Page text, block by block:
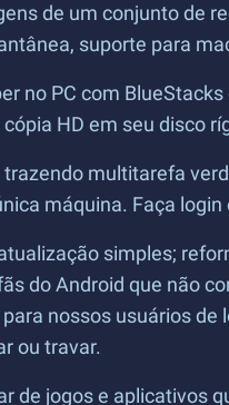
de um conjunto de
suporte para
no PC com
HD em seu disco
multitarefa
máquina. Faça
simples;
do Android que não
nossos usuários
ou travar.
de jogos e aplicativos